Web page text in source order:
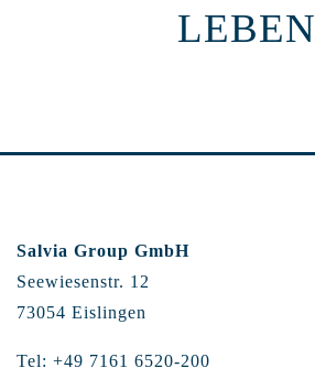
LEBEN
Salvia Group GmbH
Seewiesenstr. 12
73054 Eislingen
Tel: +49 7161 6520-200